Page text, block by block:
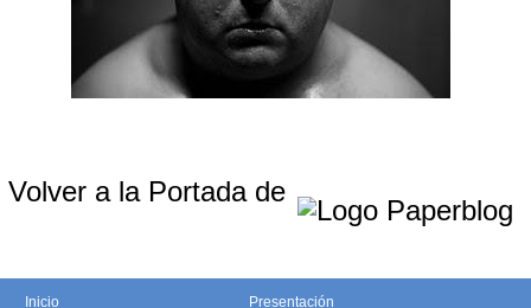
Volver a la Portada de
Inicio Presentación